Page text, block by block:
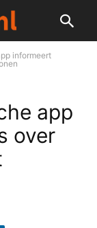
informeert
app
over